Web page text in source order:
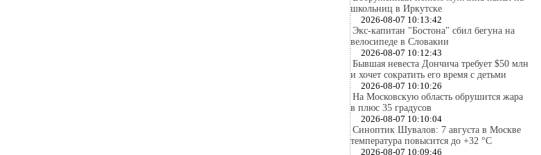
школьниц в Иркутске
2026-08-07 10:13:42
Экс-капитан "Бостона" сбил бегуна на
велосипеде в Словакии
2026-08-07 10:12:43
Бывшая невеста Дончича требует $50 млн
и хочет сократить его время с детьми
2026-08-07 10:10:26
На Московскую область обрушится жара
в плюс 35 градусов
2026-08-07 10:10:04
Синоптик Шувалов: 7 августа в Москве
температура повысится до +32 °C
2026-08-07 10:09:46